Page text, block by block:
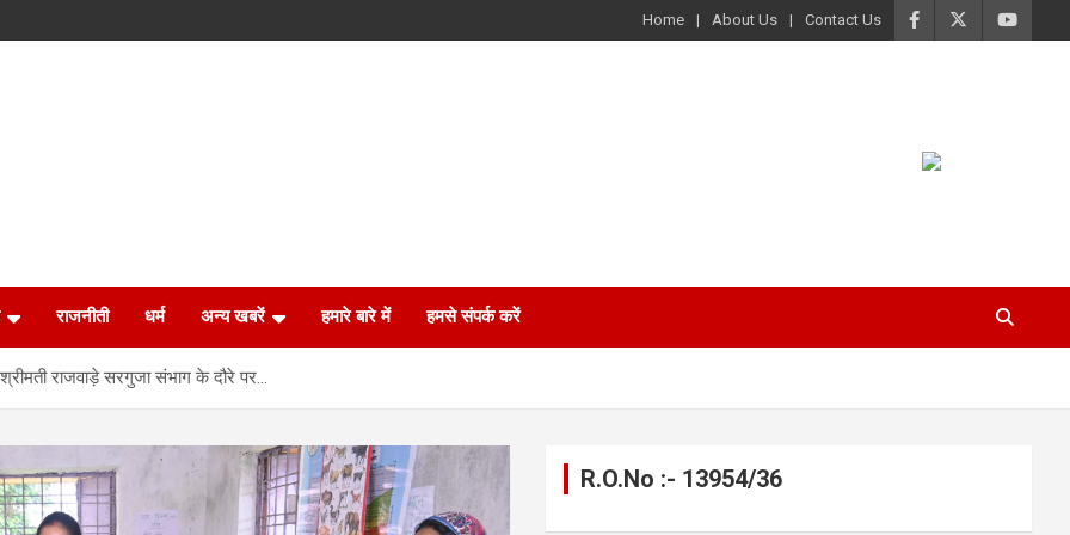
Home About Us Contact Us
राजनीती धर्म अन्य खबरें हमारे बारे में हमसे संपर्क करें
राजवाड़े सरगुजा संभाग के दौरे पर…
R.O.No :- 13954/36